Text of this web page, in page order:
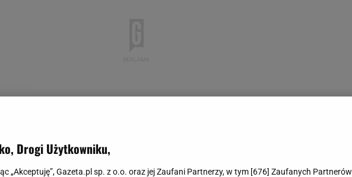
Drogi Użytkowniku,
„Akceptuję”, Gazeta.pl sp. z o.o. oraz jej Zaufani Partnerzy, w tym [676] Zaufanych Partnerów